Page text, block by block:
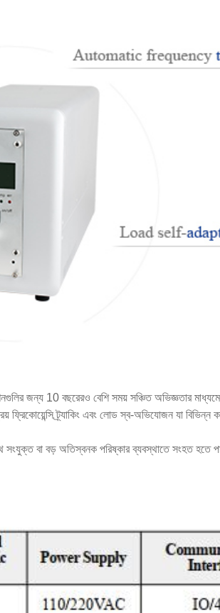
জন্য 10 বছরেরও বেশি সময় সঞ্চিত অভিজ্ঞতার
ট্র্যাকিং এবং লোড স্ব-অভিযোজন যা বিভিন্ন
সংযুক্ত বা বড় অতিস্বনক পরিষ্কার ব্যবস্থাতে সংহত হতে